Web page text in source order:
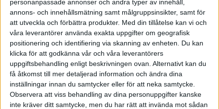
personanpassade annonser och andra typer av innehåll,
annons- och innehållsmätning samt målgruppsinsikter, samt för
att utveckla och förbättra produkter. Med din tillåtelse kan vi och
våra leverantörer använda exakta uppgifter om geografisk
positionering och identifiering via skanning av enheten. Du kan
klicka för att godkänna vår och våra leverantörers
uppgiftsbehandling enligt beskrivningen ovan. Alternativt kan du
få åtkomst till mer detaljerad information och ändra dina
inställningar innan du samtycker eller för att neka samtycke.
Observera att viss behandling av dina personuppgifter kanske
inte kräver ditt samtycke, men du har rätt att invända mot sådan
verklighet idag, säger Ash Armstrong från Daimler Truck i
Storbritannien.
Mercedes eActros har tre batteripaket med FLP-celler som har
en total kapacitet på 600 kWh och ger lastbilen en räckvidd på
50 mil. Modellen är den första från tillverkaren som kan
utrustas med så kallad ”Megawatt Charging System”, MCS, som
gör att lastbilen kan snabbladda med upp till 1 000 kW och
fylla batteripacken från 20 till 80 procent på 30 minuter.